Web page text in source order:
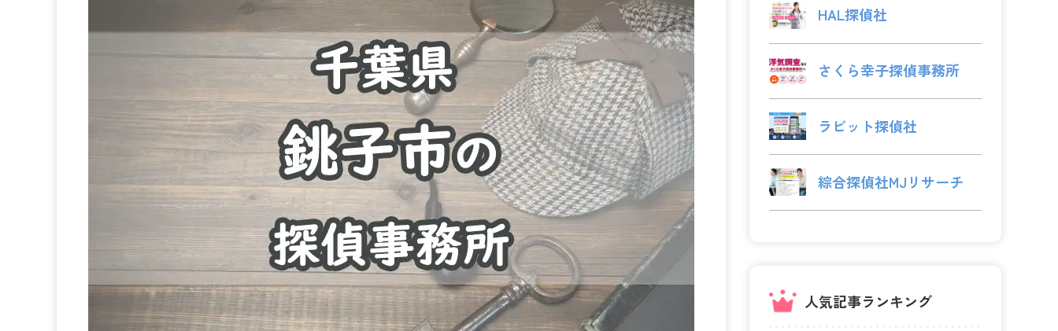
HAL探偵社
さくら幸子探偵事務所
ラビット探偵社
綜合探偵社MJリサーチ
人気記事ランキング